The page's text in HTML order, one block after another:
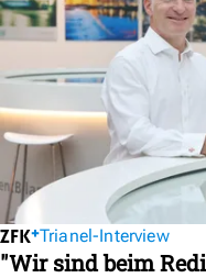
Trianel-Interview
"Wir sind beim